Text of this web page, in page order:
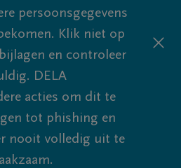
persoonsgegevens
Klik niet op
en controleer
DELA
acties om dit te
tot phishing en
nooit volledig uit te